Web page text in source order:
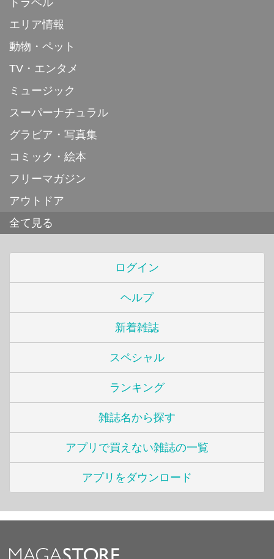
トラベル
エリア情報
動物・ペット
TV・エンタメ
ミュージック
スーパーナチュラル
グラビア・写真集
コミック・絵本
フリーマガジン
アウトドア
全て見る
ログイン
ヘルプ
新着雑誌
スペシャル
ランキング
雑誌名から探す
アプリで買えない雑誌の一覧
アプリをダウンロード